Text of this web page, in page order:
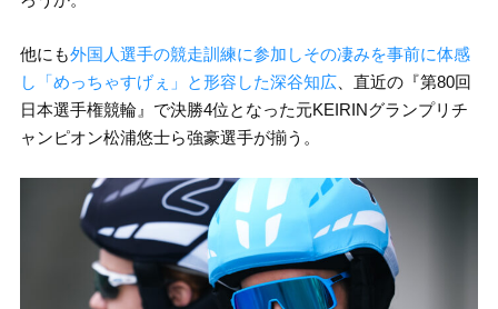
他にも外国人選手の競走訓練に参加しその凄みを事前に体感
し「めっちゃすげぇ」と形容した深谷知広、直近の『第80回
日本選手権競輪』で決勝4位となった元KEIRINグランプリチ
ャンピオン松浦悠士ら強豪選手が揃う。